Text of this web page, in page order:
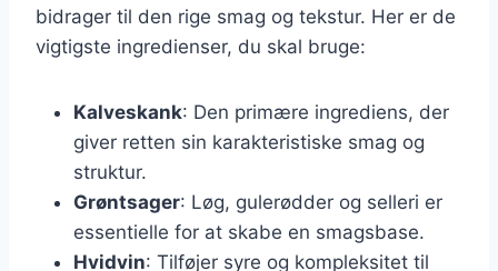
bidrager til den rige smag og tekstur. Her er de
vigtigste ingredienser, du skal bruge:
Kalveskank: Den primære ingrediens, der
giver retten sin karakteristiske smag og
struktur.
Grøntsager: Løg, gulerødder og selleri er
essentielle for at skabe en smagsbase.
Hvidvin: Tilføjer syre og kompleksitet til